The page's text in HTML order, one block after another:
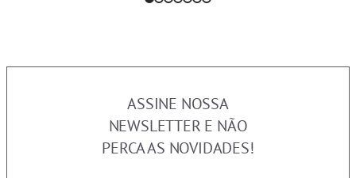
ASSINE NOSSA
NEWSLETTER E NÃO
PERCA AS NOVIDADES!